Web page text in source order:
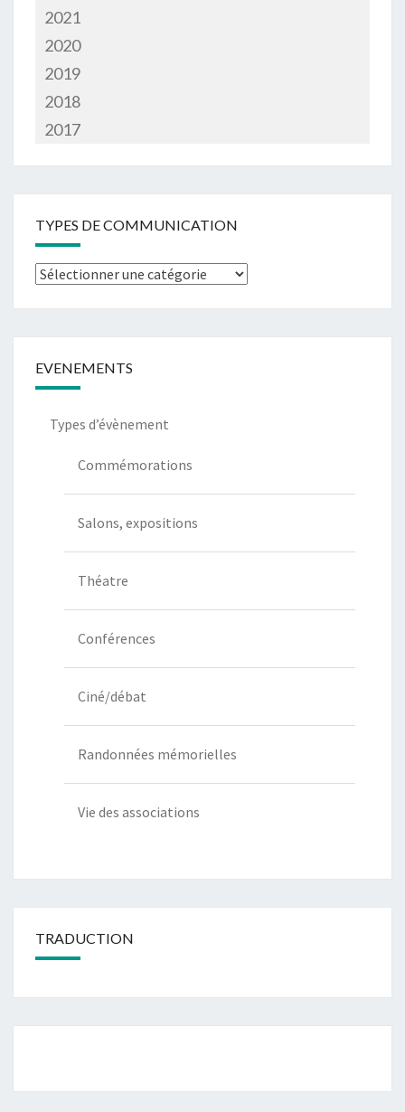
2021
2020
2019
2018
2017
TYPES DE COMMUNICATION
Types
EVENEMENTS
Types d’évènement
Commémorations
Salons, expositions
Théatre
Conférences
Ciné/débat
Randonnées mémorielles
Vie des associations
TRADUCTION